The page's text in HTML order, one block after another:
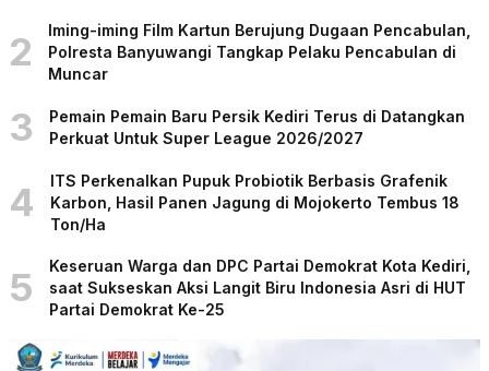
2
Iming-iming Film Kartun Berujung Dugaan Pencabulan,
Polresta Banyuwangi Tangkap Pelaku Pencabulan di
Muncar
3
Pemain Pemain Baru Persik Kediri Terus di Datangkan
Perkuat Untuk Super League 2026/2027
4
ITS Perkenalkan Pupuk Probiotik Berbasis Grafenik
Karbon, Hasil Panen Jagung di Mojokerto Tembus 18
Ton/Ha
5
Keseruan Warga dan DPC Partai Demokrat Kota Kediri,
saat Sukseskan Aksi Langit Biru Indonesia Asri di HUT
Partai Demokrat Ke-25